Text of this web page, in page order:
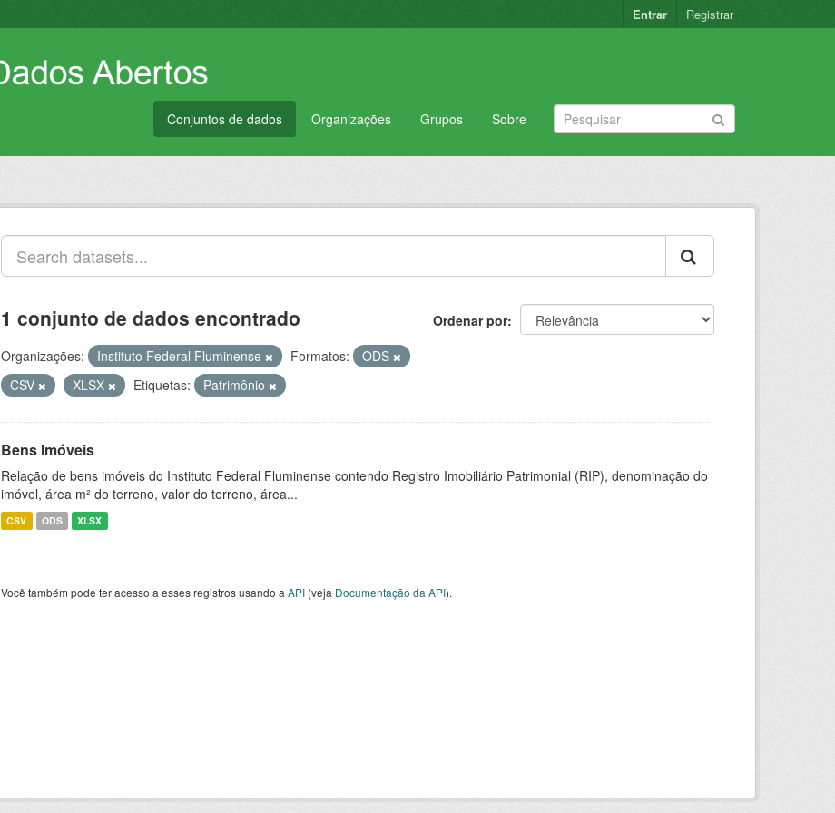
Entrar Registrar
Conjuntos de dados Organizações Grupos Sobre
Ordenar por
1 conjunto de dados encontrado
Organizações: Instituto Federal Fluminense Formatos:
ODS
CSV
XLSX Etiquetas: Patrimônio
Bens Imóveis
Relação de bens imóveis do Instituto Federal Fluminense contendo Registro Imobiliário Patrimonial (RIP), denominação do
imóvel, área m² do terreno, valor do terreno, área...
CSV ODS XLSX
Você também pode ter acesso a esses registros usando a API (veja Documentação da API).